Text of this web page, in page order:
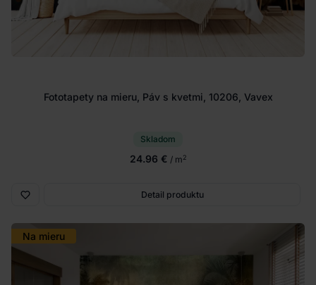
Fototapety na mieru, Páv s kvetmi, 10206, Vavex
Skladom
24.96 € / m2
Detail produktu
Na mieru